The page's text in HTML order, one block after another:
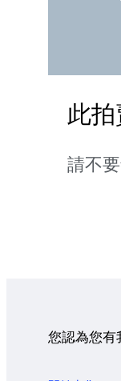
此
請不
您認為您有